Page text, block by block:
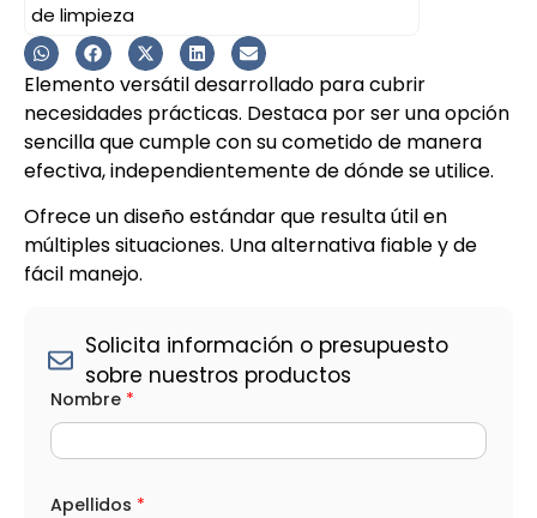
de limpieza
Elemento versátil desarrollado para cubrir
necesidades prácticas. Destaca por ser una opción
sencilla que cumple con su cometido de manera
efectiva, independientemente de dónde se utilice.
Ofrece un diseño estándar que resulta útil en
múltiples situaciones. Una alternativa fiable y de
fácil manejo.
Solicita información o presupuesto
sobre nuestros productos
Nombre *
Apellidos *